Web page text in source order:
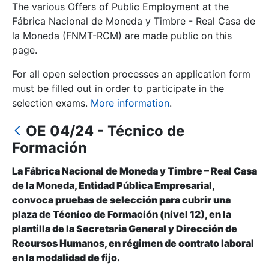
Show/Hide
Show/Hide
Show/Hide
Show/Hide
The various Offers of Public Employment at the
Fábrica Nacional de Moneda y Timbre - Real Casa de
la Moneda (FNMT-RCM) are made public on this
page.
For all open selection processes an application form
must be filled out in order to participate in the
selection exams. More information.
OE 04/24 - Técnico de
Formación
La Fábrica Nacional de Moneda y Timbre – Real Casa
de la Moneda, Entidad Pública Empresarial,
convoca pruebas de selección para cubrir una
plaza de Técnico de Formación (nivel 12), en la
plantilla de la Secretaria General y Dirección de
Recursos Humanos, en régimen de contrato laboral
en la modalidad de fijo.